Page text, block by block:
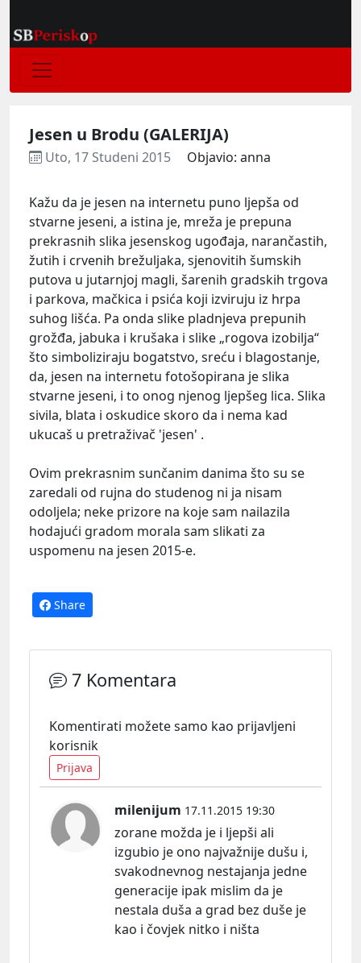
Jesen u Brodu (GALERIJA)
Uto, 17 Studeni 2015 Objavio: anna
Kažu da je jesen na internetu puno ljepša od
stvarne jeseni, a istina je, mreža je prepuna
prekrasnih slika jesenskog ugođaja, narančastih,
žutih i crvenih brežuljaka, sjenovitih šumskih
putova u jutarnjoj magli, šarenih gradskih trgova
i parkova, mačkica i psića koji izviruju iz hrpa
suhog lišća. Pa onda slike pladnjeva prepunih
grožđa, jabuka i krušaka i slike „rogova izobilja“
što simboliziraju bogatstvo, sreću i blagostanje,
da, jesen na internetu fotošopirana je slika
stvarne jeseni, i to onog njenog ljepšeg lica. Slika
sivila, blata i oskudice skoro da i nema kad
ukucaš u pretraživač 'jesen' .
Ovim prekrasnim sunčanim danima što su se
zaredali od rujna do studenog ni ja nisam
odoljela; neke prizore na koje sam nailazila
hodajući gradom morala sam slikati za
uspomenu na jesen 2015-e.
Share
7 Komentara
Komentirati možete samo kao prijavljeni
korisnik
Prijava
milenijum 17.11.2015 19:30
zorane možda je i ljepši ali
izgubio je ono najvažnije dušu i,
svakodnevnog nestajanja jedne
generacije ipak mislim da je
nestala duša a grad bez duše je
kao i čovjek nitko i ništa